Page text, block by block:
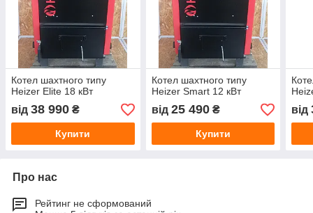
Котел шахтного типу
Heizer Elite 18 кВт
від 38 990 ₴
Купити
Котел шахтного типу
Heizer Smart 12 кВт
від 25 490₴
Купити
від
Про нас
Рейтинг не сформований